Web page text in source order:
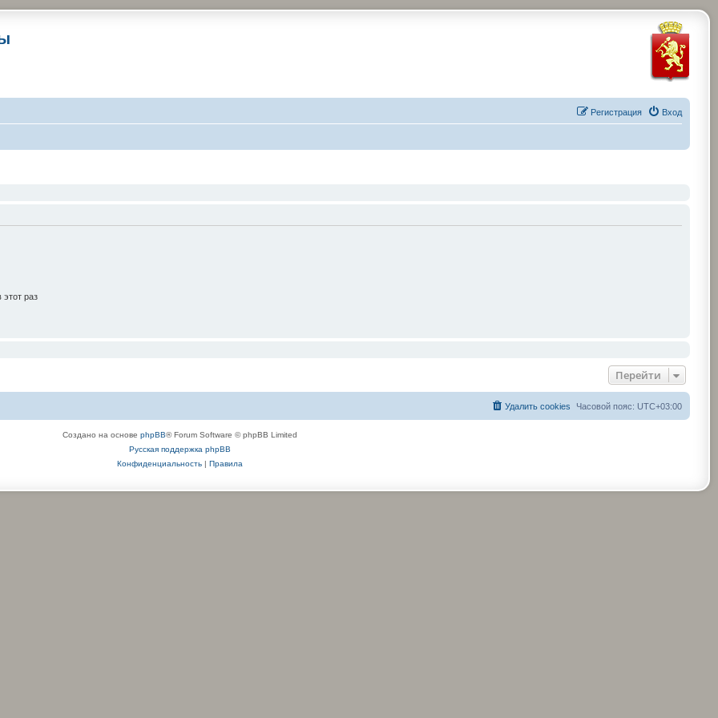
Вход
Регистрация
раз
Перейти
Часовой пояс: UTC+03:00
Удалить cookies
Создано на основе phpBB® Forum Software © phpBB Limited
Русская поддержка phpBB
Конфиденциальность| Правила